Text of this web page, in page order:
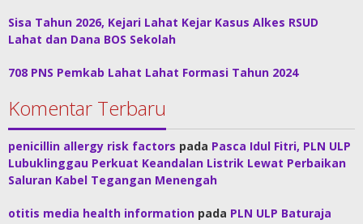
Sisa Tahun 2026, Kejari Lahat Kejar Kasus Alkes RSUD
Lahat dan Dana BOS Sekolah
708 PNS Pemkab Lahat Lahat Formasi Tahun 2024
Komentar Terbaru
penicillin allergy risk factors pada Pasca Idul Fitri, PLN ULP
Lubuklinggau Perkuat Keandalan Listrik Lewat Perbaikan
Saluran Kabel Tegangan Menengah
otitis media health information pada PLN ULP Baturaja